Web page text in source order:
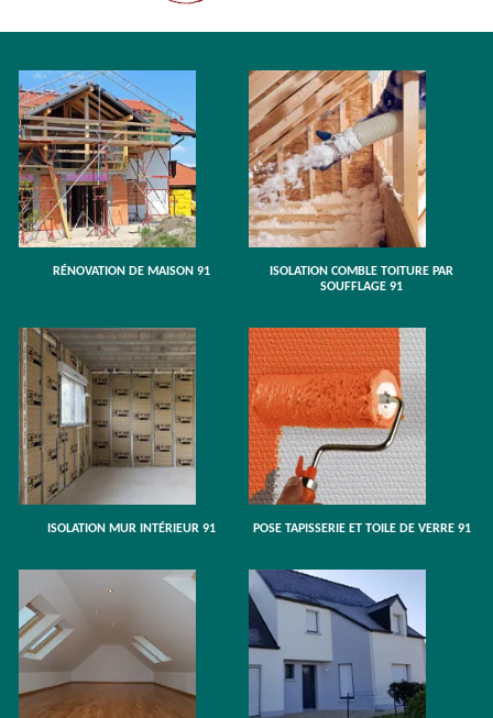
RÉNOVATION DE MAISON 91
ISOLATION COMBLE TOITURE PAR
SOUFFLAGE 91
ISOLATION MUR INTÉRIEUR 91 POSE TAPISSERIE ET TOILE DE VERRE 91